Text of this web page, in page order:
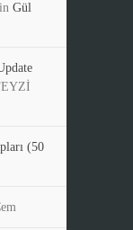
Gül
(50